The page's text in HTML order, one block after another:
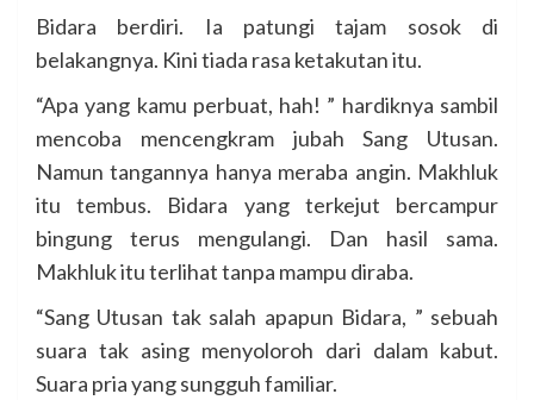
Bidara berdiri. Ia patungi tajam sosok di
belakangnya. Kini tiada rasa ketakutan itu.
“Apa yang kamu perbuat, hah! ” hardiknya sambil
mencoba mencengkram jubah Sang Utusan.
Namun tangannya hanya meraba angin. Makhluk
itu tembus. Bidara yang terkejut bercampur
bingung terus mengulangi. Dan hasil sama.
Makhluk itu terlihat tanpa mampu diraba.
“Sang Utusan tak salah apapun Bidara, ” sebuah
suara tak asing menyoloroh dari dalam kabut.
Suara pria yang sungguh familiar.